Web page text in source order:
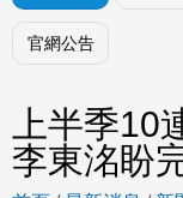
官網公告
上半季
李東洺盼